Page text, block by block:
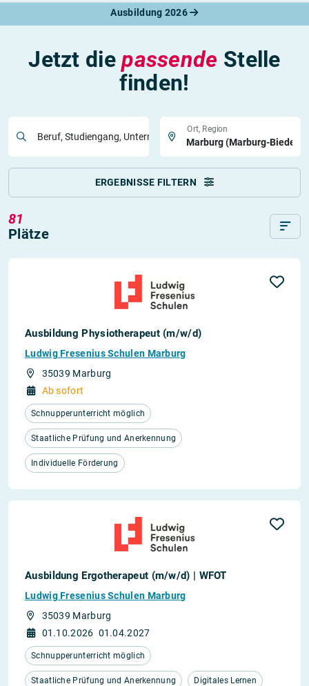
Ausbildung 2026
Jetzt diepassende Stelle
finden!
Beruf, Studiengang, Unternehmen
Ort, Region
ERGEBNISSE FILTERN
81
Plätze
Ausbildung Physiotherapeut (m/w/d)
Ludwig Fresenius Schulen Marburg
35039 Marburg
Ab sofort
Schnupperunterricht möglich
Staatliche Prüfung und Anerkennung
Individuelle Förderung
Ausbildung Ergotherapeut (m/w/d) | WFOT
Ludwig Fresenius Schulen Marburg
35039 Marburg
01.10.2026 01.04.2027
Schnupperunterricht möglich
Staatliche Prüfung und Anerkennung Digitales Lernen